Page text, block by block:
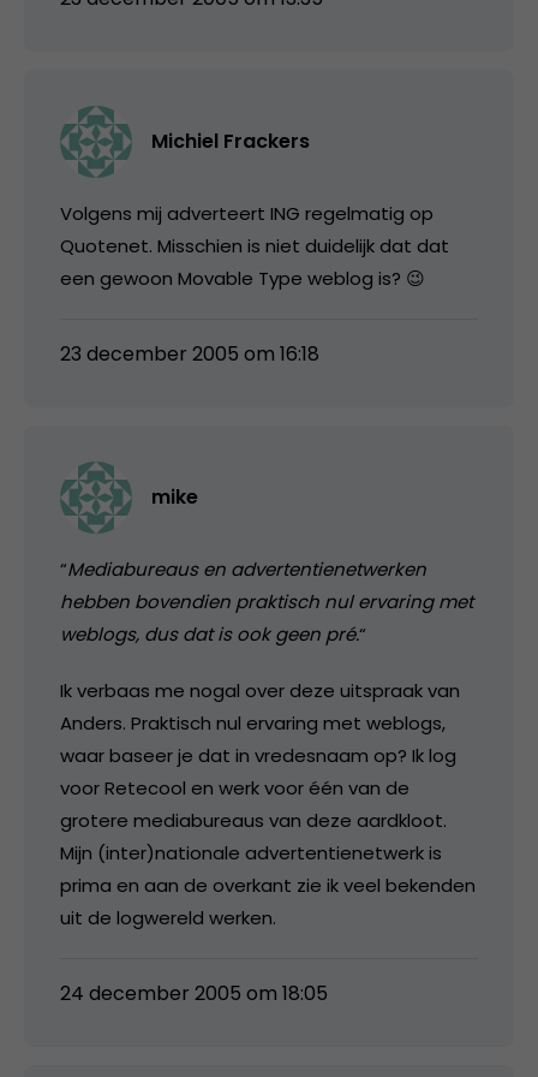
Michiel Frackers
Volgens mij adverteert ING regelmatig op
Quotenet. Misschien is niet duidelijk dat dat
een gewoon Movable Type weblog is? 😉
23 december 2005 om 16:18
mike
“Mediabureaus en advertentienetwerken
hebben bovendien praktisch nul ervaring met
weblogs, dus dat is ook geen pré.“
Ik verbaas me nogal over deze uitspraak van
Anders. Praktisch nul ervaring met weblogs,
waar baseer je dat in vredesnaam op? Ik log
voor Retecool en werk voor één van de
grotere mediabureaus van deze aardkloot.
Mijn (inter)nationale advertentienetwerk is
prima en aan de overkant zie ik veel bekenden
uit de logwereld werken.
24 december 2005 om 18:05